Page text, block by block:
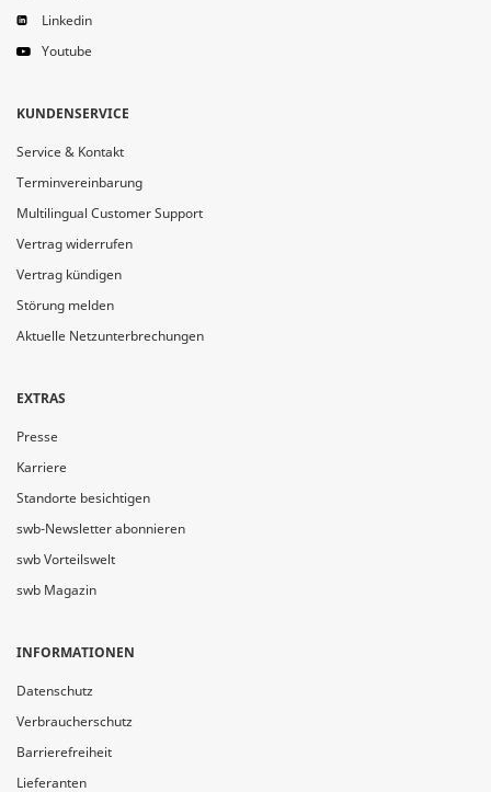
Linkedin
Youtube
KUNDENSERVICE
Service & Kontakt
Terminvereinbarung
Multilingual Customer Support
Vertrag widerrufen
Vertrag kündigen
Störung melden
Aktuelle Netzunterbrechungen
EXTRAS
Presse
Karriere
Standorte besichtigen
swb-Newsletter abonnieren
swb Vorteilswelt
swb Magazin
INFORMATIONEN
Datenschutz
Verbraucherschutz
Barrierefreiheit
Lieferanten